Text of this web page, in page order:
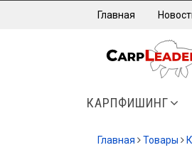
Главная
КАРПФИШИНГ
Главная Товары